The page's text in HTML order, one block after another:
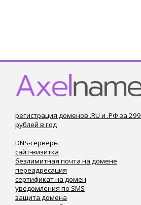
регистрация доменов .RU и .РФ за 299
рублей в год
DNS-серверы
сайт-визитка
безлимитная почта на домене
переадресация
сертификат на домен
уведомления по SMS
защита домена